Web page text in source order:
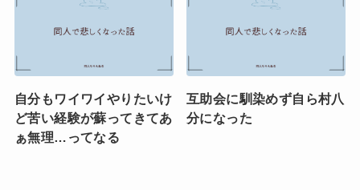
自分もワイワイやりたいけ
ど苦い経験が蘇ってきてあ
ぁ無理…ってなる
互助会に馴染めず自ら村八
分になった